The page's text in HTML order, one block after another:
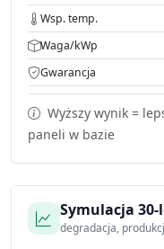
Wsp. temp.
Waga/kWp
Gwarancja
Wyższy wynik =
paneli w bazie
Symulacja
degradacja,